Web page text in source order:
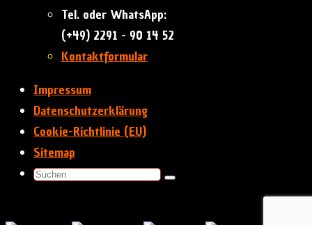
Tel. oder WhatsApp:
(+49) 2291 - 90 14 52
Kontaktformular
Impressum
Datenschutzerklärung
Cookie-Richtlinie (EU)
Sitemap
Suchen
Suchen